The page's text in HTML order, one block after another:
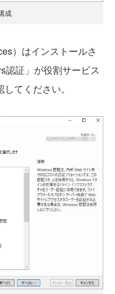
成
）はインストールさ
認証」が役割サービス
てください。